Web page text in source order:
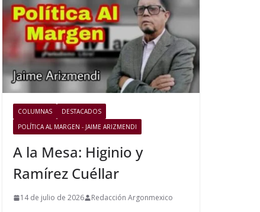
COLUMNAS
DESTACADOS
POLÍTICA AL MARGEN - JAIME ARIZMENDI
A la Mesa: Higinio y
Ramírez Cuéllar
14 de julio de 2026 Redacción Argonmexico